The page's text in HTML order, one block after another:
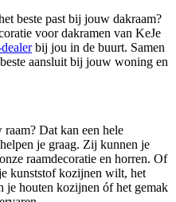
beste past bij jouw dakraam?
voor dakramen van KeJe
bij jou in de buurt. Samen
aansluit bij jouw woning en
Dat kan een hele
je graag. Zij kunnen je
raamdecoratie en horren. Of
kunststof kozijnen wilt, het
je houten kozijnen óf het gemak